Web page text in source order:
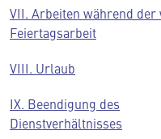
VII. Arbeiten während der
Feiertagsarbeit
VIII. Urlaub
IX. Beendigung des
Dienstverhältnisses